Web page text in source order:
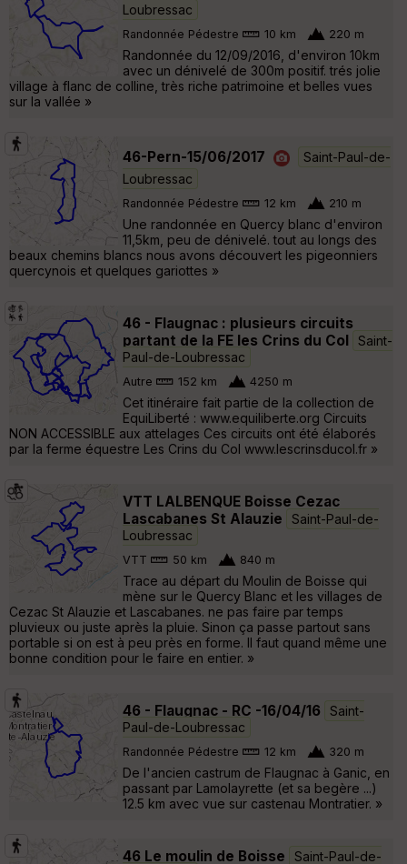
Loubressac
Randonnée Pédestre 10 km 220 m
Randonnée du 12/09/2016, d'environ 10km
avec un dénivelé de 300m positif. trés jolie
village à flanc de colline, très riche patrimoine et belles vues
sur la vallée »
46-Pern-15/06/2017
Saint-Paul-de-
Loubressac
Randonnée Pédestre 12 km 210 m
Une randonnée en Quercy blanc d'environ
11,5km, peu de dénivelé. tout au longs des
beaux chemins blancs nous avons découvert les pigeonniers
quercynois et quelques gariottes »
46 - Flaugnac : plusieurs circuits
partant de la FE les Crins du Col
Saint-
Paul-de-Loubressac
Autre 152 km 4250 m
Cet itinéraire fait partie de la collection de
EquiLiberté : www.equiliberte.org Circuits
NON ACCESSIBLE aux attelages Ces circuits ont été élaborés
par la ferme équestre Les Crins du Col www.lescrinsducol.fr »
VTT LALBENQUE Boisse Cezac
Lascabanes St Alauzie
Saint-Paul-de-
Loubressac
VTT 50 km 840 m
Trace au départ du Moulin de Boisse qui
mène sur le Quercy Blanc et les villages de
Cezac St Alauzie et Lascabanes. ne pas faire par temps
pluvieux ou juste après la pluie. Sinon ça passe partout sans
portable si on est à peu près en forme. Il faut quand même une
bonne condition pour le faire en entier. »
46 - Flaugnac - RC -16/04/16
Saint-
Paul-de-Loubressac
Randonnée Pédestre 12 km 320 m
De l'ancien castrum de Flaugnac à Ganic, en
passant par Lamolayrette (et sa begère ...)
12.5 km avec vue sur castenau Montratier. »
46 Le moulin de Boisse Saint-Paul-de-